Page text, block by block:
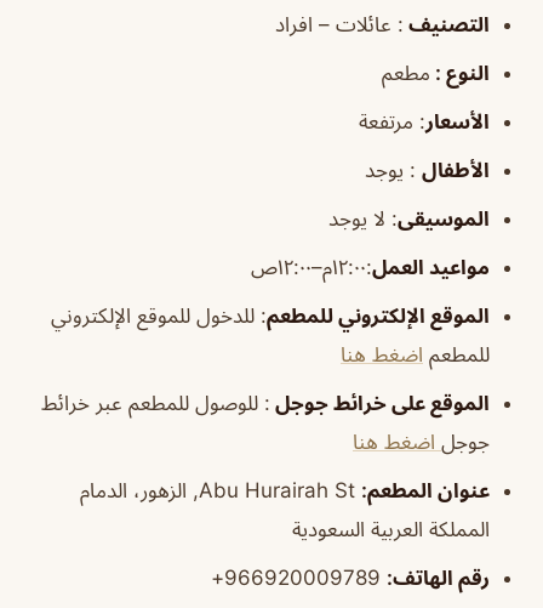
التصنيف : عائلات – افراد
النوع : مطعم
الأسعار: مرتفعة
الأطفال : يوجد
الموسيقى: لا يوجد
مواعيد العمل:١٢:٠٠م–١٢:٠٠ص
الموقع الإلكتروني للمطعم: للدخول للموقع الإلكتروني
للمطعم اضغط هنا
الموقع على خرائط جوجل : للوصول للمطعم عبر خرائط
جوجل اضغط هنا
عنوان المطعم:
Abu Hurairah St, الزهور، الدمام
المملكة العربية السعودية
رقم الهاتف: